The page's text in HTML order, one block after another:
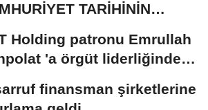
TARİHİNİN
Holding patronu Emrullah
'a örgüt liderliğinden
finansman şirketlerine